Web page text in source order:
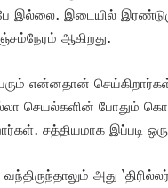
இல்லை. இடையில்
ஆகிறது.
என்னதான்
செயல்களின் போதும்
சத்தியமாக இப்படி
அது